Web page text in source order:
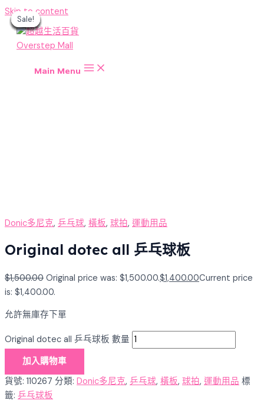
Skip to content
Main Menu
Sale!
Donic多尼克, 乒乓球, 橫板, 球拍, 運動用品
Original dotec all 乒乓球板
$1,500.00 Original price was: $1,500.00.$1,400.00Current price
is: $1,400.00.
允許無庫存下單
Original dotec all 乒乓球板 數量
加入購物車
貨號: 110267 分類: Donic多尼克, 乒乓球, 橫板, 球拍, 運動用品 標
籤: 乒乓球板
Sale!
Sale!
Sale!
Sale!
Sale!
Sale!
Sale!
Sale!